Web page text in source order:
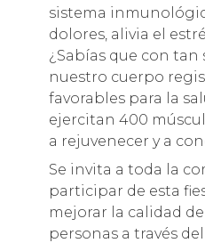
sistema
dolores, alivia el
¿Sabías que con tan
nuestro cuerpo
favorables para la
ejercitan 400
a rejuvenecer y a
Se invita a toda la
participar de esta
mejorar la calidad
personas a través